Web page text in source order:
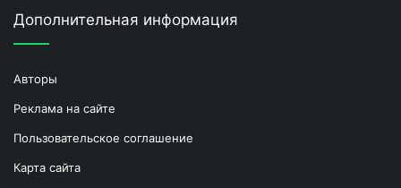
Дополнительная информация
Авторы
Реклама на сайте
Пользовательское соглашение
Карта сайта